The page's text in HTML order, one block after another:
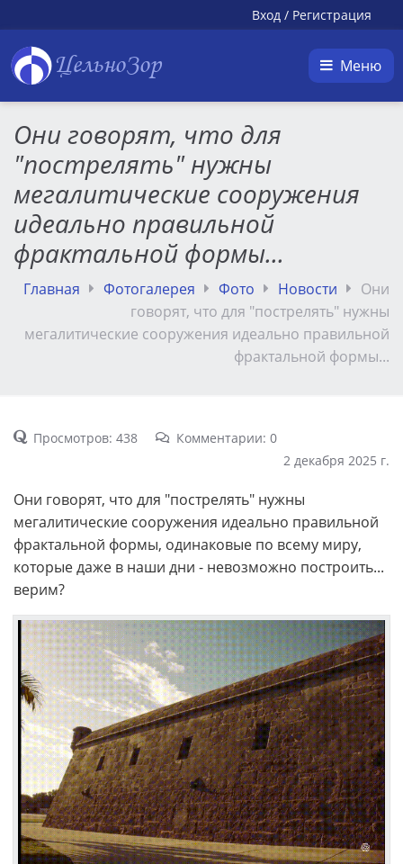
Вход / Регистрация
ЦельноЗор Меню
Они говорят, что для
"пострелять" нужны
мегалитические сооружения
идеально правильной
фрактальной формы...
Главная Фотогалерея Фото Новости
Они
говорят, что для "пострелять" нужны
мегалитические сооружения идеально правильной
фрактальной формы...
Просмотров: 438
Комментарии: 0
2 декабря 2025 г.
Они говорят, что для "пострелять" нужны
мегалитические сооружения идеально правильной
фрактальной формы, одинаковые по всему миру,
которые даже в наши дни - невозможно построить...
верим?